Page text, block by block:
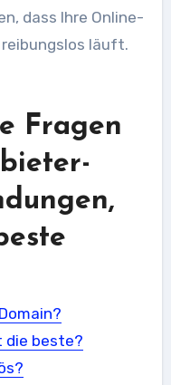
dass Ihre Online-
läuft.
Fragen
die beste?